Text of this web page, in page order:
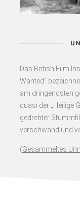
Das British Film
Wanted“
am dringendsten
quasi der „Heilige
gedrehter
verschwand und
(Gesammeltes